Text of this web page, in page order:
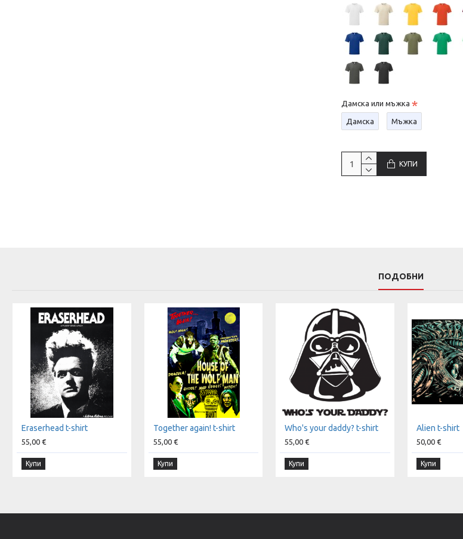
Дамска или мъжка
Дамска Мъжка
КУПИ
ПОДОБНИ
Eraserhead t-shirt
55,00 €
Купи
Together again! t-shirt
55,00 €
Купи
Who's your daddy? t-shirt
55,00 €
Купи
Alien t-shirt
50,00 €
Купи